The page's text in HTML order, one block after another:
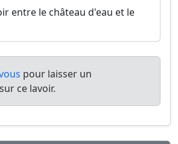
entre le château d'eau et le
pour laisser un
ce lavoir.